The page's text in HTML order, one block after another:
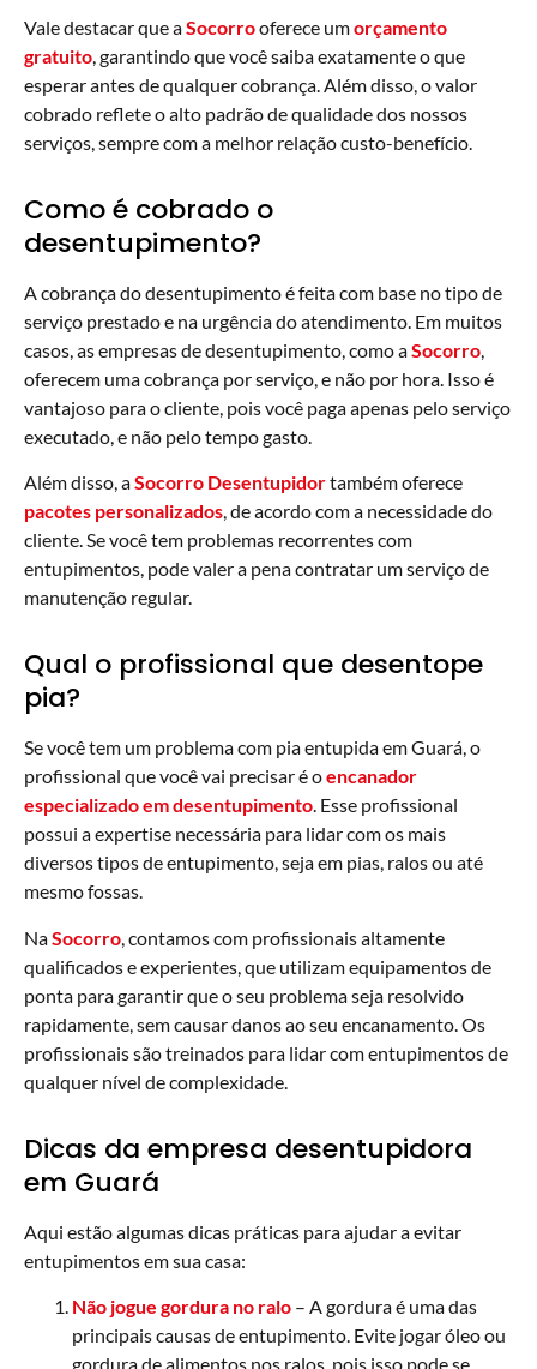
Vale destacar que aSocorrooferece umorçamento
gratuito, garantindo que você saiba exatamente o que
esperar antes de qualquer cobrança. Além disso, o valor
cobrado reflete o alto padrão de qualidade dos nossos
serviços, sempre com a melhor relação custo-benefício.
Como é cobrado o
desentupimento?
A cobrança do desentupimento é feita com base no tipo de
serviço prestado e na urgência do atendimento. Em muitos
casos, as empresas de desentupimento, como aSocorro,
oferecem uma cobrança por serviço, e não por hora. Isso é
vantajoso para o cliente, pois você paga apenas pelo serviço
executado, e não pelo tempo gasto.
Além disso, aSocorro Desentupidortambém oferece
pacotes personalizados, de acordo com a necessidade do
cliente. Se você tem problemas recorrentes com
entupimentos, pode valer a pena contratar um serviço de
manutenção regular.
Qual o profissional que desentope
pia?
Se você tem um problema com pia entupida em Guará, o
profissional que você vai precisar é oencanador
especializado em desentupimento. Esse profissional
possui a expertise necessária para lidar com os mais
diversos tipos de entupimento, seja em pias, ralos ou até
mesmo fossas.
NaSocorro , contamos com profissionais altamente
qualificados e experientes, que utilizam equipamentos de
ponta para garantir que o seu problema seja resolvido
rapidamente, sem causar danos ao seu encanamento. Os
profissionais são treinados para lidar com entupimentos de
qualquer nível de complexidade.
Dicas da empresa desentupidora
em Guará
Aqui estão algumas dicas práticas para ajudar a evitar
entupimentos em sua casa:
Não jogue gordura no ralo – A gordura é uma das
principais causas de entupimento. Evite jogar óleo ou
gordura de alimentos nos ralos, pois isso pode se